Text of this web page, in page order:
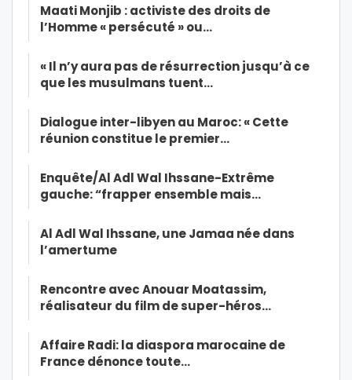
Maati Monjib : activiste des droits de
l’Homme « persécuté » ou…
« Il n’y aura pas de résurrection jusqu’à ce
que les musulmans tuent…
Dialogue inter-libyen au Maroc: « Cette
réunion constitue le premier…
Enquête/Al Adl Wal Ihssane-Extrême
gauche: “frapper ensemble mais…
Al Adl Wal Ihssane, une Jamaa née dans
l’amertume
Rencontre avec Anouar Moatassim,
réalisateur du film de super-héros…
Affaire Radi: la diaspora marocaine de
France dénonce toute…